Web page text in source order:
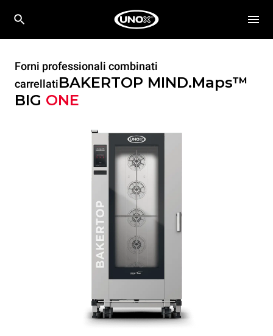
Forni professionali combinati
carrellatiBAKERTOP MIND.Maps™
BIG ONE